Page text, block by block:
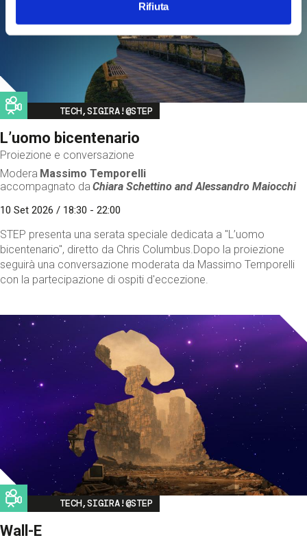
Rifiuta
Image
TECH,SIGIRA!@STEP
L’uomo bicentenario
Proiezione e conversazione
Modera Massimo Temporelli
accompagnato da Chiara Schettino andAlessandro Maiocchi
10 Set 2026 / 18:30 - 22:00
STEP presenta una serata speciale dedicata a "L’uomo
bicentenario", diretto da Chris Columbus.Dopo la proiezione
seguirà una conversazione moderata da Massimo Temporelli
con la partecipazione di ospiti d'eccezione.
Image
TECH,SIGIRA!@STEP
Wall-E